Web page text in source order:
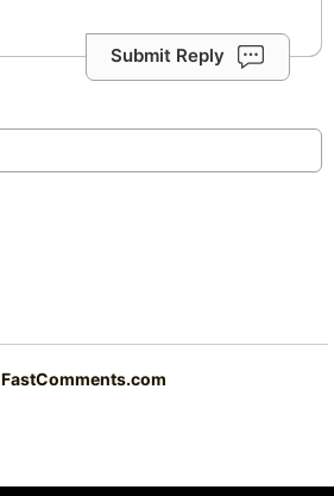
Submit Reply
FastComments.com